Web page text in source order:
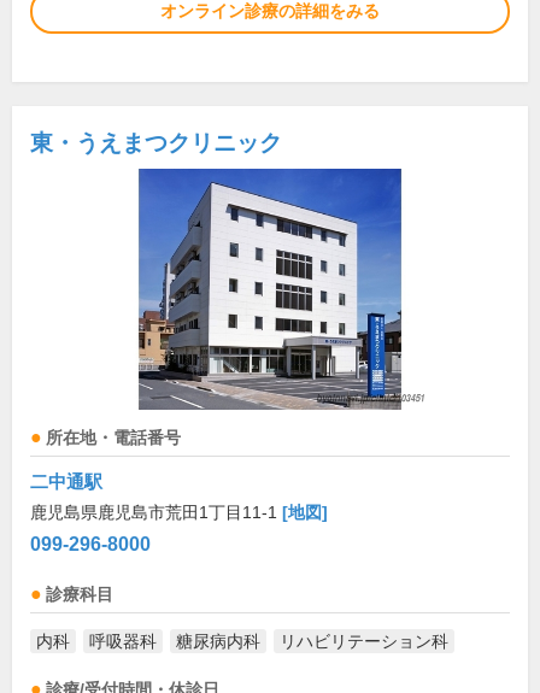
オンライン診療の詳細をみる
東・うえまつクリニック
所在地・電話番号
二中通駅
鹿児島県鹿児島市荒田1丁目11-1 [地図]
099-296-8000
診療科目
内科 呼吸器科 糖尿病内科 リハビリテーション科